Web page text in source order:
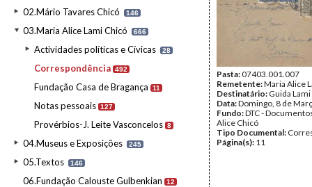
02.Mário Tavares Chicó 146
03.Maria Alice Lami Chicó 666
Actividades políticas e Cívicas 28
Correspondência 492
Fundação Casa de Bragança 11
Notas pessoais 127
Provérbios-J. Leite Vasconcelos 8
04.Museus e Exposições 245
05.Textos 146
06.Fundação Calouste Gulbenkian 12
Pasta:07403.001.007
Remetente:Maria Alice
Destinatário: Guida Lami
Data:Domingo, 8 de
Fundo:DTC -
Alice Chicó
Tipo Documental:
Página(s): 11